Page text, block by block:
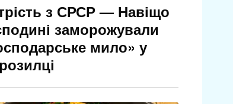
з СРСР — Навіщо
заморожували
мило» у